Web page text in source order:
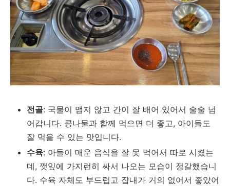
전골: 국물이 맵지 않고 간이 잘 배어 있어서 술술 넘
어갑니다. 콩나물과 함께 먹으면 더 좋고, 아이들도
잘 먹을 수 있는 맛입니다.
수육: 아들이 매운 음식을 잘 못 먹어서 따로 시켰는
데, 깻잎에 가지런히 싸서 나오는 모습이 정갈했습니
다. 수육 자체도 부드럽고 잡내가 거의 없어서 좋았어